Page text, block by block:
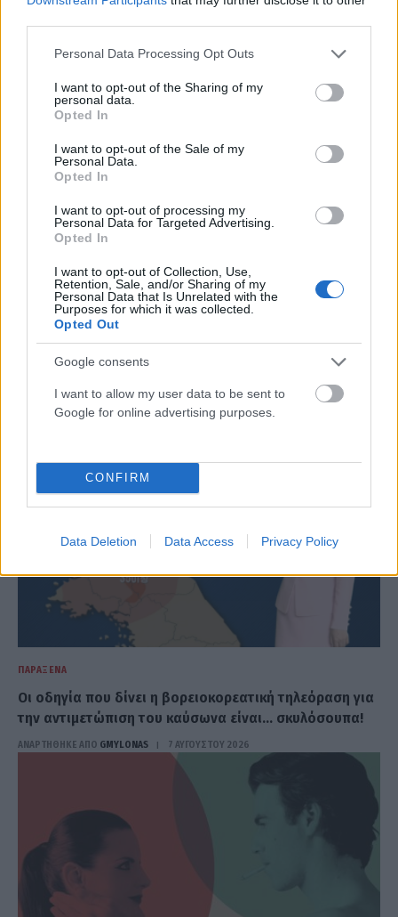
Please note that this website/app uses one or more Google
not limited to your visit or usage behaviour. You may click to
grant or deny consent to Google and its third-party tags to
use your data for below specified purposes in below Google
consent section.
Personal Data Processing Opt Outs
I want to opt-out of the Sharing of my
personal data.
Opted In
I want to opt-out of the Sale of my
Personal Data.
Opted In
I want to opt-out of processing my
Personal Data for Targeted Advertising.
Opted In
I want to opt-out of Collection, Use,
Retention, Sale, and/or Sharing of my
Personal Data that Is Unrelated with the
Purposes for which it was collected.
Opted Out
Google consents
I want to allow my user data to be sent to
Google for online advertising purposes.
CONFIRM
Data Deletion Data Access Privacy Policy
Αυτά τα 4 ζώδια θα ανακαλύψουν μια σημαντική
ΠΑΡΆΞΕΝΑ
«Καλή Παναγιά»: Τι σημαίνει η φράση; Τι λέμε σωστά;
ΑΝΑΡΤΗΘΗΚΕ ΑΠΟNEWSROOM 8 ΑΥΓΟΎΣΤΟΥ 2026
ΠΑΡΆΞΕΝΑ
Οι οδηγία που δίνει η βορειοκορεατική τηλεόραση για
την αντιμετώπιση του καύσωνα είναι… σκυλόσουπα!
ΑΝΑΡΤΗΘΗΚΕ ΑΠΟ GMYLONAS 7 ΑΥΓΟΎΣΤΟΥ 2026